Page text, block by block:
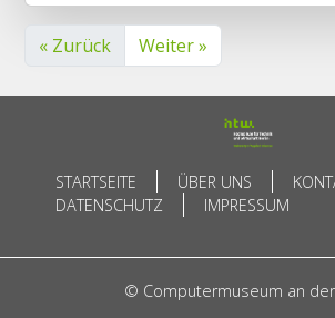
« Zurück Weiter »
STARTSEITE ÜBER UNS
DATENSCHUTZ
IMPRESSUM
© Computermuseum an der